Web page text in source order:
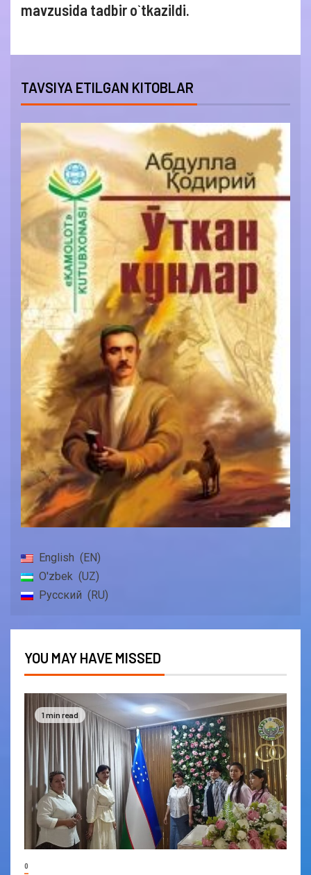
mavzusida tadbir o`tkazildi.
TAVSIYA ETILGAN KITOBLAR
English
EN
O'zbek
UZ
Русский
RU
YOU MAY HAVE MISSED
1 min read
0